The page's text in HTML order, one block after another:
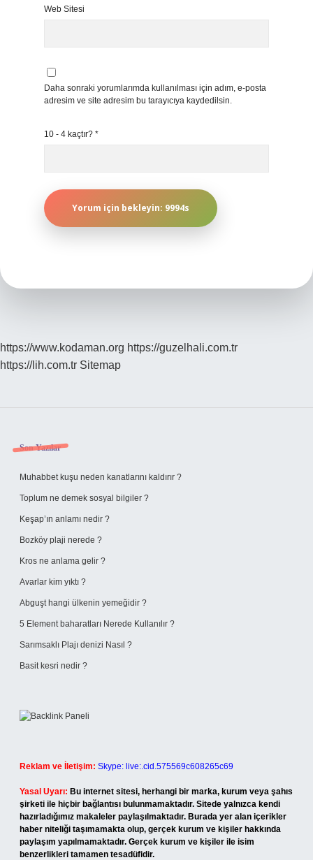
Web Sitesi
Daha sonraki yorumlarımda kullanılması için adım, e-posta
adresim ve site adresim bu tarayıcıya kaydedilsin.
10 - 4 kaçtır? *
https://www.kodaman.org https://guzelhali.com.tr
https://lih.com.tr Sitemap
Sidebar
Son Yazılar
Muhabbet kuşu neden kanatlarını kaldırır ?
Toplum ne demek sosyal bilgiler ?
Keşap’ın anlamı nedir ?
Bozköy plaji nerede ?
Kros ne anlama gelir ?
Avarlar kim yıktı ?
Abguşt hangi ülkenin yemeğidir ?
5 Element baharatları Nerede Kullanılır ?
Sarımsaklı Plajı denizi Nasıl ?
Basit kesri nedir ?
Reklam ve İletişim: Skype: live:.cid.575569c608265c69
Yasal Uyarı: Bu internet sitesi, herhangi bir marka, kurum veya şahıs
şirketi ile hiçbir bağlantısı bulunmamaktadır. Sitede yalnızca kendi
hazırladığımız makaleler paylaşılmaktadır. Burada yer alan içerikler
haber niteliği taşımamakta olup, gerçek kurum ve kişiler hakkında
paylaşım yapılmamaktadır. Gerçek kurum ve kişiler ile isim
benzerlikleri tamamen tesadüfidir.